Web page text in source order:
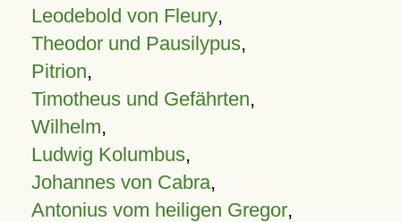
Leodebold von Fleury,
Theodor und Pausilypus,
Pitrion,
Timotheus und Gefährten,
Wilhelm,
Ludwig Kolumbus,
Johannes von Cabra,
Antonius vom heiligen Gregor,